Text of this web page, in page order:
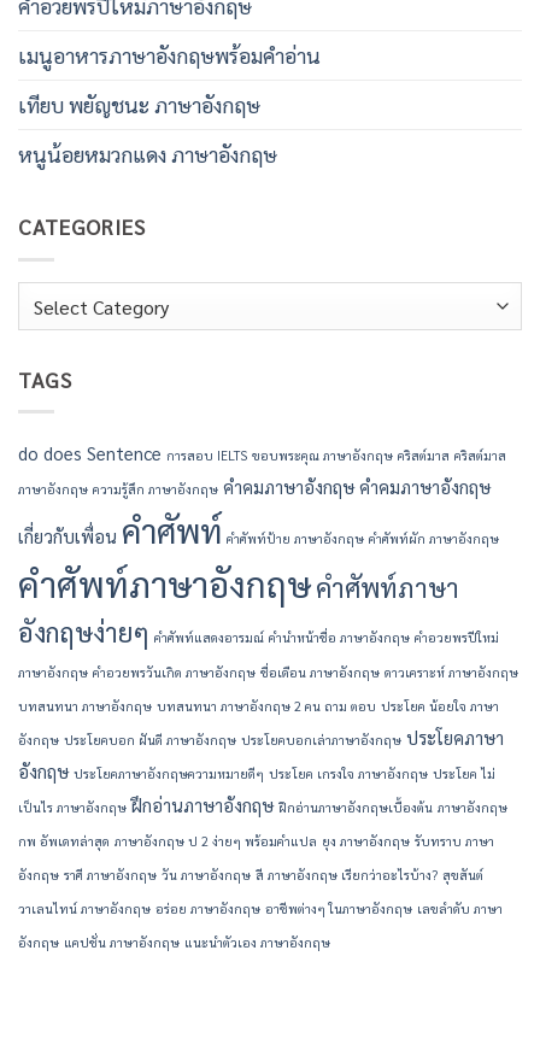
เมนูอาหารภาษาอังกฤษพร้อมคําอ่าน
เทียบ พยัญชนะ ภาษาอังกฤษ
หนูน้อยหมวกแดง ภาษาอังกฤษ
CATEGORIES
Categories
TAGS
do does Sentence การสอบ IELTS ขอบพระคุณ ภาษาอังกฤษ คริสต์มาส คริสต์มาส
ภาษาอังกฤษ ความรู้สึก ภาษาอังกฤษ คำคมภาษาอังกฤษ คำคมภาษาอังกฤษ
เกี่ยวกับเพื่อน คำศัพท์ คำศัพท์ป้าย ภาษาอังกฤษ คำศัพท์ผัก ภาษาอังกฤษ
คำศัพท์ภาษาอังกฤษคำศัพท์ภาษา
อังกฤษง่ายๆ คำศัพท์แสดงอารมณ์ คํานําหน้าชื่อ ภาษาอังกฤษ คําอวยพรปีใหม่
ภาษาอังกฤษ คําอวยพรวันเกิด ภาษาอังกฤษ ชื่อเดือน ภาษาอังกฤษ ดาวเคราะห์ ภาษาอังกฤษ
บทสนทนา ภาษาอังกฤษ บทสนทนา ภาษาอังกฤษ 2 คน ถาม ตอบ ประโยค น้อยใจ ภาษา
อังกฤษ ประโยคบอก ฝันดี ภาษาอังกฤษ ประโยคบอกเล่าภาษาอังกฤษ ประโยคภาษา
อังกฤษ ประโยคภาษาอังกฤษความหมายดีๆ ประโยค เกรงใจ ภาษาอังกฤษ ประโยค ไม่
เป็นไร ภาษาอังกฤษ ฝึกอ่านภาษาอังกฤษ ฝึกอ่านภาษาอังกฤษเบื้องต้น ภาษาอังกฤษ
กพ อัพเดทล่าสุด ภาษาอังกฤษ ป 2 ง่ายๆ พร้อมคำแปล ยุง ภาษาอังกฤษ รับทราบ ภาษา
อังกฤษ ราศี ภาษาอังกฤษ วัน ภาษาอังกฤษ สี ภาษาอังกฤษ เรียกว่าอะไรบ้าง? สุขสันต์
วาเลนไทน์ ภาษาอังกฤษ อร่อย ภาษาอังกฤษ อาชีพต่างๆ ในภาษาอังกฤษ เลขลำดับ ภาษา
อังกฤษ แคปชั่น ภาษาอังกฤษ แนะนําตัวเอง ภาษาอังกฤษ